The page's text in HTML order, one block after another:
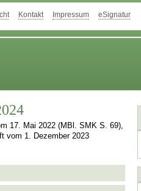
Kontakt Impressum eSignatur
17. Mai 2022 (MBl. SMK S. 69),
vom 1. Dezember 2023